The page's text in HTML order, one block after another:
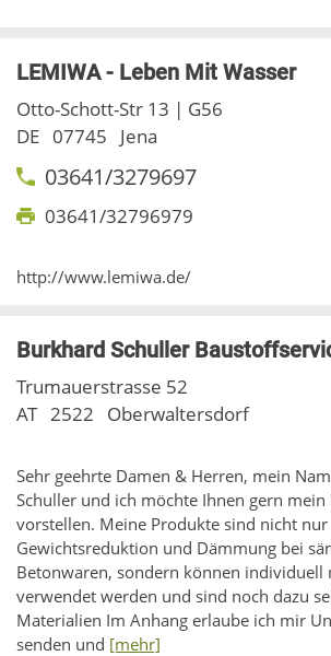
LEMIWA - Leben Mit Wasser
Otto-Schott-Str 13 | G56
DE 07745 Jena
03641/3279697
03641/32796979
http://www.lemiwa.de/
Burkhard Schuller
Trumauerstrasse 52
AT 2522 Oberwaltersdorf
Sehr geehrte Damen & Herren, mein
Schuller und ich möchte Ihnen gern
vorstellen. Meine Produkte sind nicht nur
Gewichtsreduktion und Dämmung bei
Betonwaren, sondern können individuell
verwendet werden und sind noch dazu
Materialien Im Anhang erlaube ich mir
senden und [mehr]